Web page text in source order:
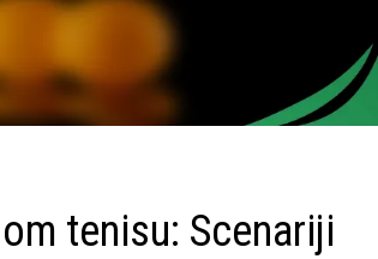
tenisu: Scenariji